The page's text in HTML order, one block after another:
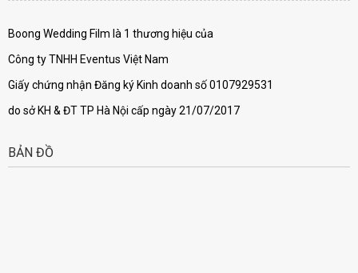
Boong Wedding Film là 1 thương hiệu của
Công ty TNHH Eventus Việt Nam
Giấy chứng nhận Đăng ký Kinh doanh số 0107929531
do sở KH & ĐT TP Hà Nội cấp ngày 21/07/2017
BẢN ĐỒ